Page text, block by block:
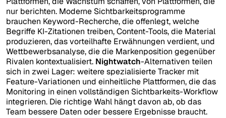
nur berichten. Moderne Sichtbarkeitsprogramme
brauchen Keyword-Recherche, die offenlegt, welche
Begriffe KI-Zitationen treiben, Content-Tools, die Material
produzieren, das vorteilhafte Erwähnungen verdient, und
Wettbewerbsanalyse, die die Markenposition gegenüber
Rivalen kontextualisiert. Nightwatch-Alternativen teilen
sich in zwei Lager: weitere spezialisierte Tracker mit
Feature-Variationen und einheitliche Plattformen, die das
Monitoring in einen vollständigen Sichtbarkeits-Workflow
integrieren. Die richtige Wahl hängt davon ab, ob das
Team bessere Daten oder bessere Ergebnisse braucht.